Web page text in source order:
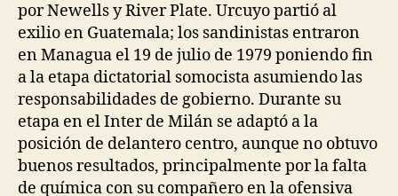
por Newells y River Plate. Urcuyo partió al
exilio en Guatemala; los sandinistas entraron
en Managua el 19 de julio de 1979 poniendo fin
a la etapa dictatorial somocista asumiendo las
responsabilidades de gobierno. Durante su
etapa en el Inter de Milán se adaptó a la
posición de delantero centro, aunque no obtuvo
buenos resultados, principalmente por la falta
de química con su compañero en la ofensiva